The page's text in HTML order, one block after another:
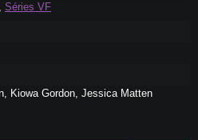
Séries VF
Kiowa Gordon, Jessica Matten